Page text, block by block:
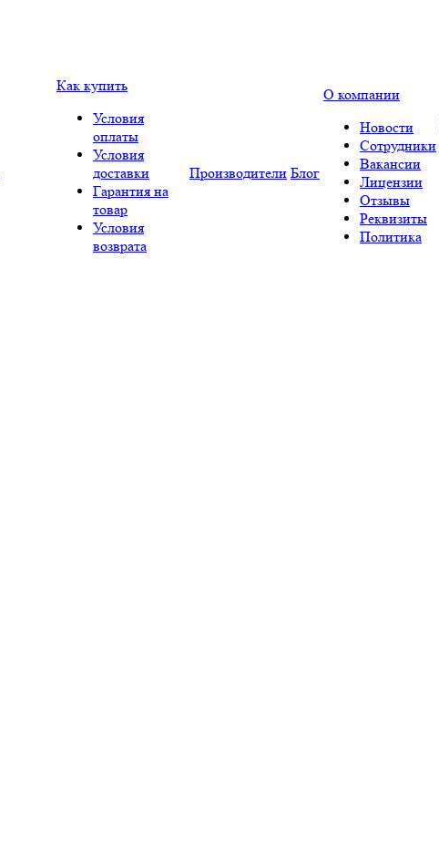
Как купить
Условия
оплаты
Условия
доставки
Гарантия на
товар
Условия
возврата
Производители Блог
О компании
Новости
Сотрудники
Вакансии
Лицензии
Отзывы
Реквизиты
Политика